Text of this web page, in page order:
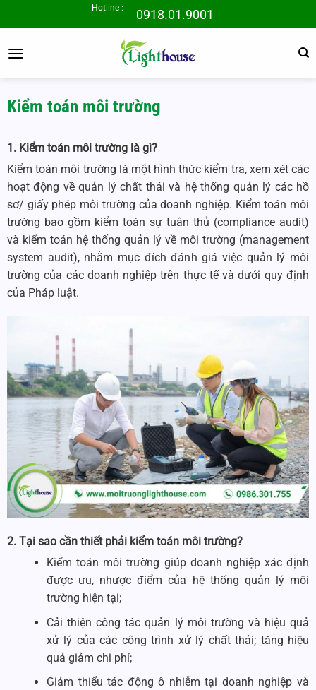
qua
dung
Hotline : 0918.01.9001
Kiểm toán môi trường
1. Kiểm toán môi trường là gì?
Kiểm toán môi trường là một hình thức kiểm tra, xem xét các
hoạt động về quản lý chất thải và hệ thống quản lý các hồ
sơ/ giấy phép môi trường của doanh nghiệp. Kiểm toán môi
trường bao gồm kiểm toán sự tuân thủ (compliance audit)
và kiểm toán hệ thống quản lý về môi trường (management
system audit), nhằm mục đích đánh giá việc quản lý môi
trường của các doanh nghiệp trên thực tế và dưới quy định
của Pháp luật.
2. Tại sao cần thiết phải kiểm toán môi trường?
Kiểm toán môi trường giúp doanh nghiệp xác định
được ưu, nhược điểm của hệ thống quản lý môi
trường hiện tại;
Cải thiện công tác quản lý môi trường và hiệu quả
xử lý của các công trình xử lý chất thải; tăng hiệu
quả giảm chi phí;
Giảm thiểu tác động ô nhiễm tại doanh nghiệp và